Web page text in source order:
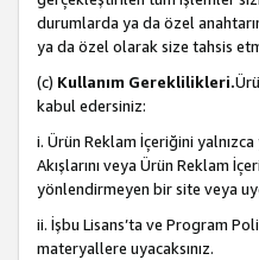
durumlarda ya da özel
ya da özel olarak size tahsis
(c) Kullanım Gereklilikleri.
kabul edersiniz:
i. Ürün Reklam İçeriğini yalnızca
Akışlarını veya Ürün Reklam
yönlendirmeyen bir site veya
ii. İşbu Lisans’ta ve Program
materyallere uyacaksınız.